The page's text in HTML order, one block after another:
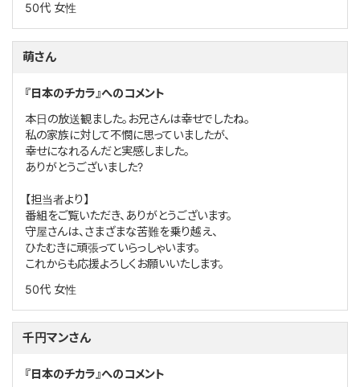
50代 女性
萌さん
『日本のチカラ』へのコメント
本日の放送観ました。お兄さんは幸せでしたね。
私の家族に対して不憫に思っていましたが、
幸せになれるんだと実感しました。
ありがとうございました?
【担当者より】
番組をご覧いただき、ありがとうございます。
守屋さんは、さまざまな苦難を乗り越え、
ひたむきに頑張っていらっしゃいます。
これからも応援よろしくお願いいたします。
50代 女性
千円マンさん
『日本のチカラ』へのコメント